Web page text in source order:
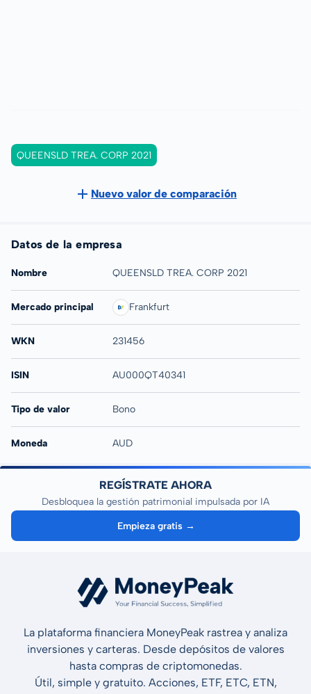
QUEENSLD TREA. CORP 2021
Nuevo valor de comparación
Datos de la empresa
Nombre QUEENSLD TREA. CORP 2021
Mercado principal Frankfurt
WKN 231456
ISIN AU000QT40341
Tipo de valor Bono
Moneda AUD
REGÍSTRATE AHORA
Desbloquea la gestión patrimonial impulsada por IA
Empieza gratis →
La plataforma financiera MoneyPeak rastrea y analiza
inversiones y carteras. Desde depósitos de valores
hasta compras de criptomonedas.
Útil, simple y gratuito. Acciones, ETF, ETC, ETN,